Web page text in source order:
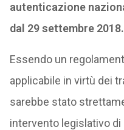
autenticazione
dal 29 settembre 2018.
Essendo un
applicabile in virtù dei
sarebbe stato
intervento legislativo di